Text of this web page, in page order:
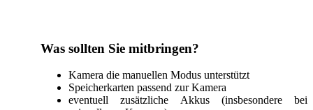
Was sollten Sie mitbringen?
Kamera die manuellen Modus unterstützt
Speicherkarten passend zur Kamera
eventuell zusätzliche Akkus (insbesondere bei